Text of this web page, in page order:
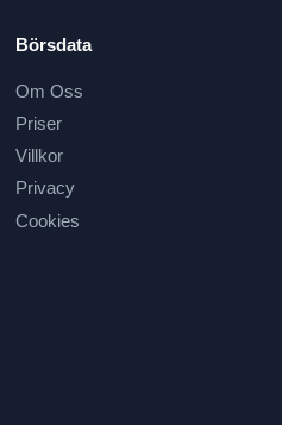
Börsdata
Om Oss
Priser
Villkor
Privacy
Cookies